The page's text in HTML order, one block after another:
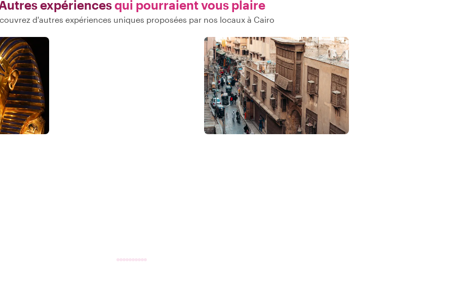
expériencesqui pourraient vous plaire
d'autres expériences uniques proposées par nos locaux à Cairo